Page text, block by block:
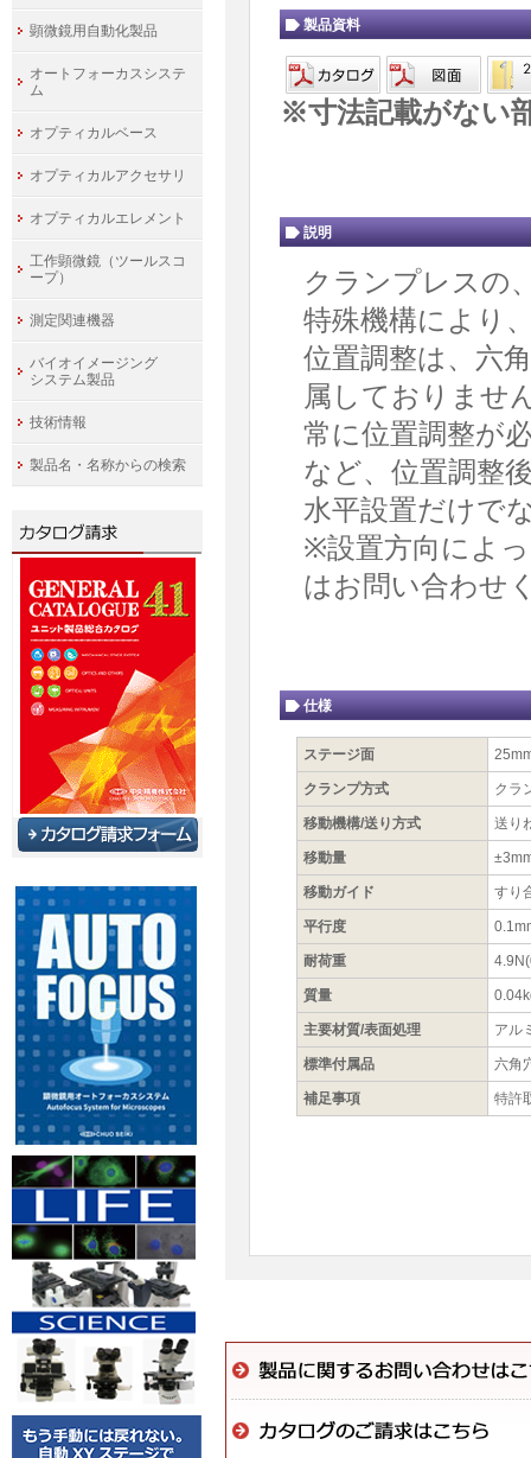
製品資料
※寸法記載がない
説明
クランプレスの
特殊機構により
位置調整は、六
属しておりませ
常に位置調整が
など、位置調整
水平設置だけで
※設置方向によ
はお問い合わせ
仕様
ステージ面
クランプ方式 クラ
移動機構/送り方式 送り
移動量
移動ガイド すり
平行度
耐荷重
質量
主要材質/表面処理 アル
標準付属品 六角
補足事項 特許
顕微鏡用自動化製品
オートフォーカスシステ
ム
オプティカルベース
オプティカルアクセサリ
オプティカルエレメント
工作顕微鏡（ツールスコ
ープ）
測定関連機器
バイオイメージング
システム製品
技術情報
製品名・名称からの検索